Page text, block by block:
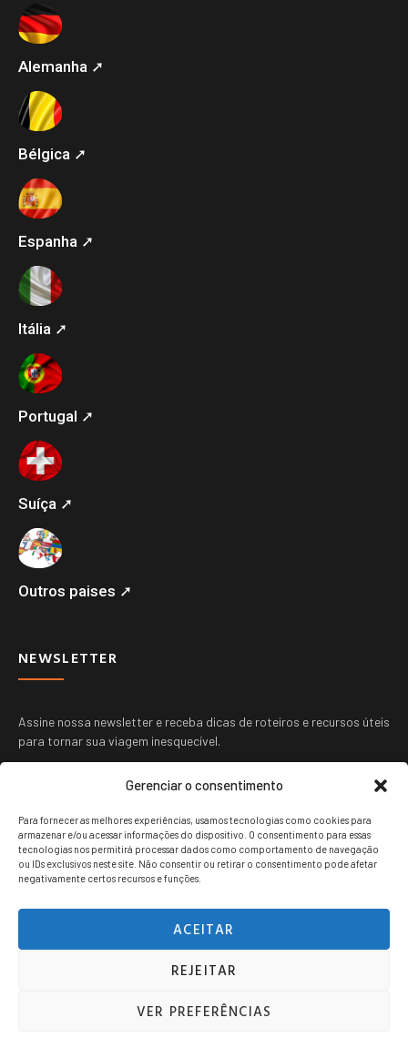
Gerenciar o consentimento
Para fornecer as melhores experiências, usamos tecnologias como cookies para
armazenar e/ou acessar informações do dispositivo. O consentimento para essas
tecnologias nos permitirá processar dados como comportamento de navegação
ou IDs exclusivos neste site. Não consentir ou retirar o consentimento pode afetar
negativamente certos recursos e funções.
ACEITAR
REJEITAR
VER PREFERÊNCIAS
Alemanha ➚
Bélgica ➚
Espanha ➚
Itália ➚
Portugal ➚
Suíça ➚
Outros paises ➚
NEWSLETTER
Assine nossa newsletter e receba dicas de roteiros e recursos úteis
para tornar sua viagem inesquecível.
ENVIAR
Viagem jovem copyright © 2024. Todos os direitos reservados.
POLITICA DE PRIVACIDADE TERMOS DE USO